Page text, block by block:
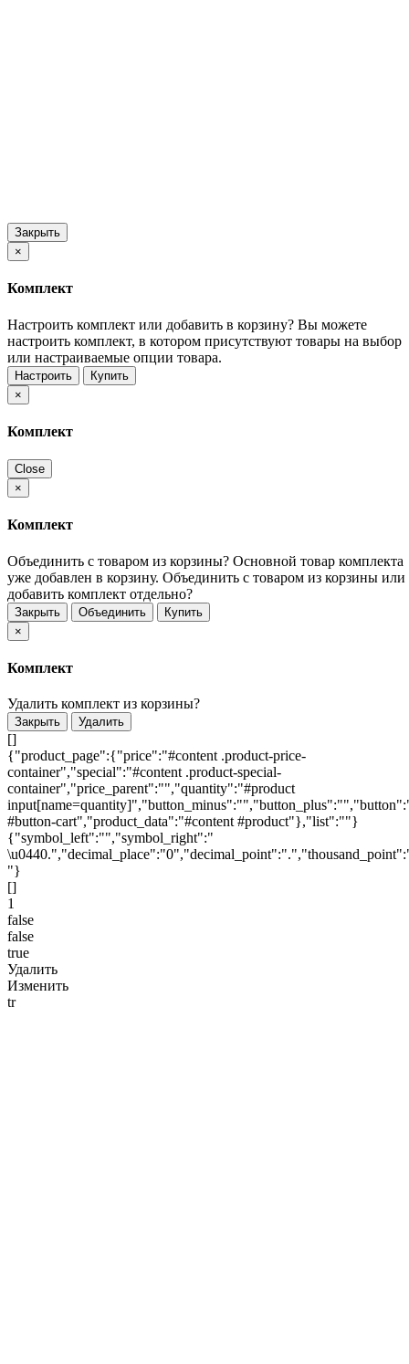
Закрыть
×
Комплект
Настроить комплект или добавить в корзину? Вы можете
настроить комплект, в котором присутствуют товары на выбор
или настраиваемые опции товара.
Настроить
Купить
×
Комплект
Close
×
Комплект
Объединить с товаром из корзины? Основной товар комплекта
уже добавлен в корзину. Объединить с товаром из корзины или
добавить комплект отдельно?
Закрыть Объединить
Купить
×
Комплект
Удалить комплект из корзины?
Закрыть Удалить
[]
{"product_page":{"price":"#content .product-price-
container","special":"#content .product-special-
container","price_parent":"","quantity":"#product
#button-cart","product_data":"#content #product"},"list":""}
{"symbol_left":"","symbol_right":"
"}
[]
1
false
false
true
Удалить
Изменить
tr